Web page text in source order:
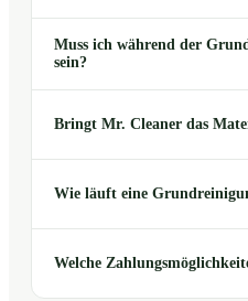
Muss ich während der
sein?
Bringt Mr. Cleaner das
Wie läuft eine
Welche